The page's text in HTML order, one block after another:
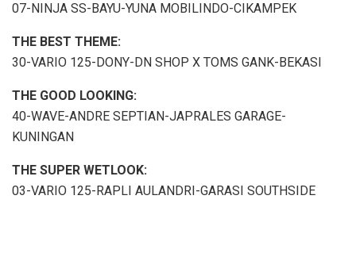
07-NINJA SS-BAYU-YUNA MOBILINDO-CIKAMPEK
THE BEST THEME:
30-VARIO 125-DONY-DN SHOP X TOMS GANK-BEKASI
THE GOOD LOOKING:
40-WAVE-ANDRE SEPTIAN-JAPRALES GARAGE-
KUNINGAN
THE SUPER WETLOOK:
03-VARIO 125-RAPLI AULANDRI-GARASI SOUTHSIDE